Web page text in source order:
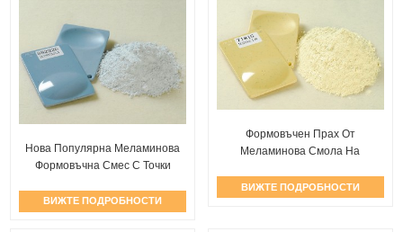
Нова Популярна Меламинова
Формовъчна Смес С Точки
ВИЖТЕ ПОДРОБНОСТИ
Формовъчен Прах От
Меламинова Смола На
ВИЖТЕ ПОДРОБНОСТИ